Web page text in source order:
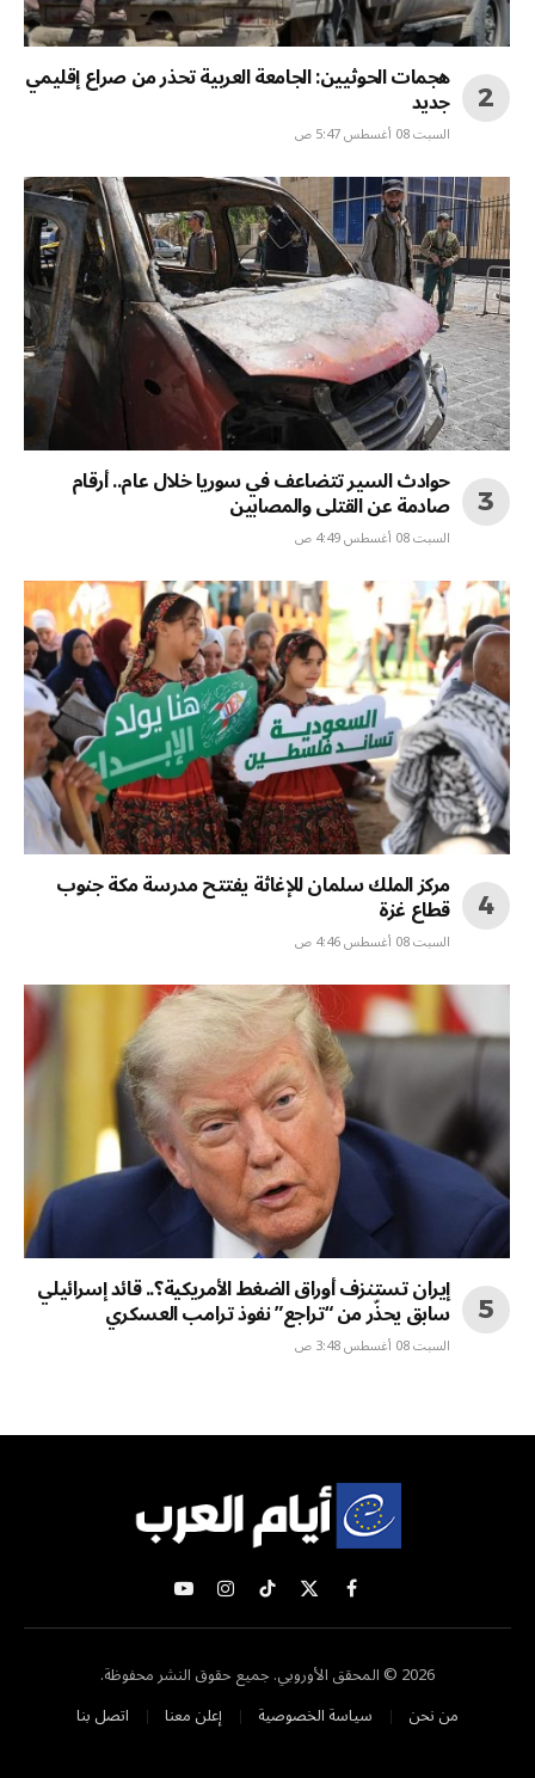
هجمات الحوثيين: الجامعة العربية تحذر من صراع إقليمي
جديد
السبت 08 أغسطس 5:47 ص
حوادث السير تتضاعف في سوريا خلال عام.. أرقام
صادمة عن القتلى والمصابين
السبت 08 أغسطس 4:49 ص
مركز الملك سلمان للإغاثة يفتتح مدرسة مكة جنوب
قطاع غزة
السبت 08 أغسطس 4:46 ص
إيران تستنزف أوراق الضغط الأمريكية؟.. قائد إسرائيلي
سابق يحذّر من “تراجع” نفوذ ترامب العسكري
السبت 08 أغسطس 3:48 ص
فيسبوك
X
(Twitter)
تيكتوكالانستغراميوتيوب
2026 © المحقق الأوروبي. جميع حقوق النشر محفوظة.
من نحن
سياسة الخصوصية إعلن معنا اتصل بنا